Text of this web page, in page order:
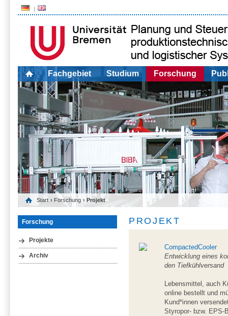
Fachgebiet Studium Forschung
Start › Forschung › Projekt
Forschung
Projekte
Archiv
PROJEKT
CompactedCooler
Entwicklung eines
den Tiefkühlversand
Lebensmittel, auch
online bestellt und
Kund*innen
Styropor- bzw. EPS-